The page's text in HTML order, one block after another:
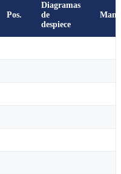
Pos.
Diagramas
de
despiece